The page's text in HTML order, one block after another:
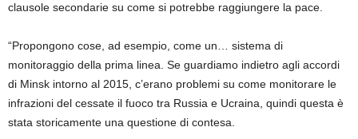
clausole secondarie su come si potrebbe raggiungere la pace.
“Propongono cose, ad esempio, come un… sistema di
monitoraggio della prima linea. Se guardiamo indietro agli accordi
di Minsk intorno al 2015, c’erano problemi su come monitorare le
infrazioni del cessate il fuoco tra Russia e Ucraina, quindi questa è
stata storicamente una questione di contesa.